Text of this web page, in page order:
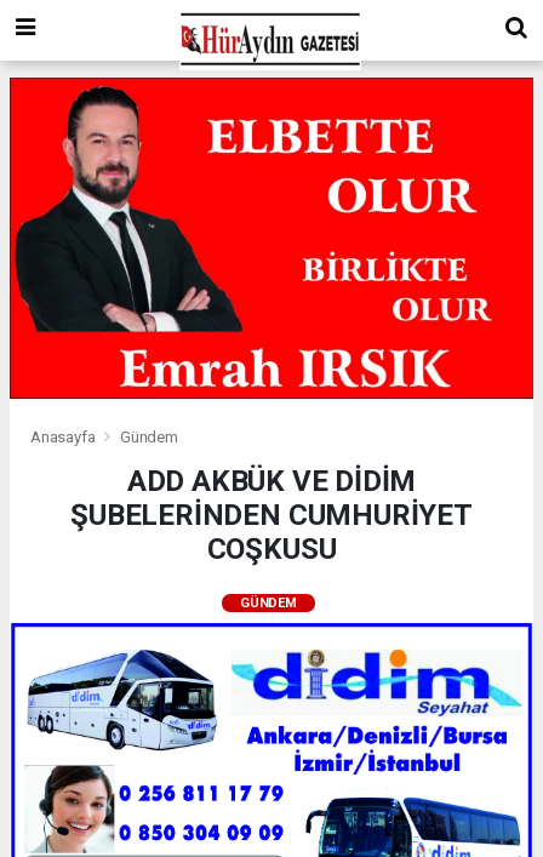
Anasayfa Gündem
ADD AKBÜK VE DİDİM
ŞUBELERİNDEN CUMHURİYET
COŞKUSU
GÜNDEM